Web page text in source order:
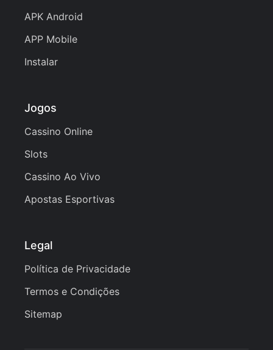
APK Android
APP Mobile
Instalar
Jogos
Cassino Online
Slots
Cassino Ao Vivo
Apostas Esportivas
Legal
Política de Privacidade
Termos e Condições
Sitemap